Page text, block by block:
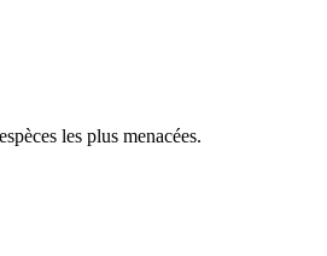
les plus menacées.